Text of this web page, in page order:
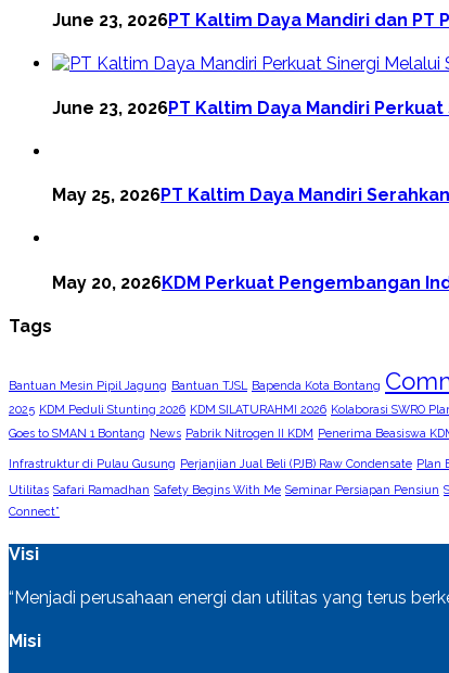
June 23, 2026PT Kaltim Daya Mandiri dan
June 23, 2026PT Kaltim Daya Mandiri
May 25, 2026PT Kaltim Daya Mandiri
May 20, 2026KDM Perkuat Pengembangan
Tags
Bantuan Mesin Pipil Jagung Bantuan TJSL Bapenda Kota Bontang
2025 KDM Peduli Stunting 2026 KDM SILATURAHMI 2026 Kolaborasi SWRO
Goes to SMAN 1 Bontang News Pabrik Nitrogen II KDM Penerima Beasiswa
Infrastruktur di Pulau Gusung Perjanjian Jual Beli (PJB) Raw Condensate Plan
Utilitas Safari Ramadhan Safety Begins With Me Seminar Persiapan Pensiun
Connect”
Visi
“Menjadi perusahaan energi dan utilitas yang terus
Misi